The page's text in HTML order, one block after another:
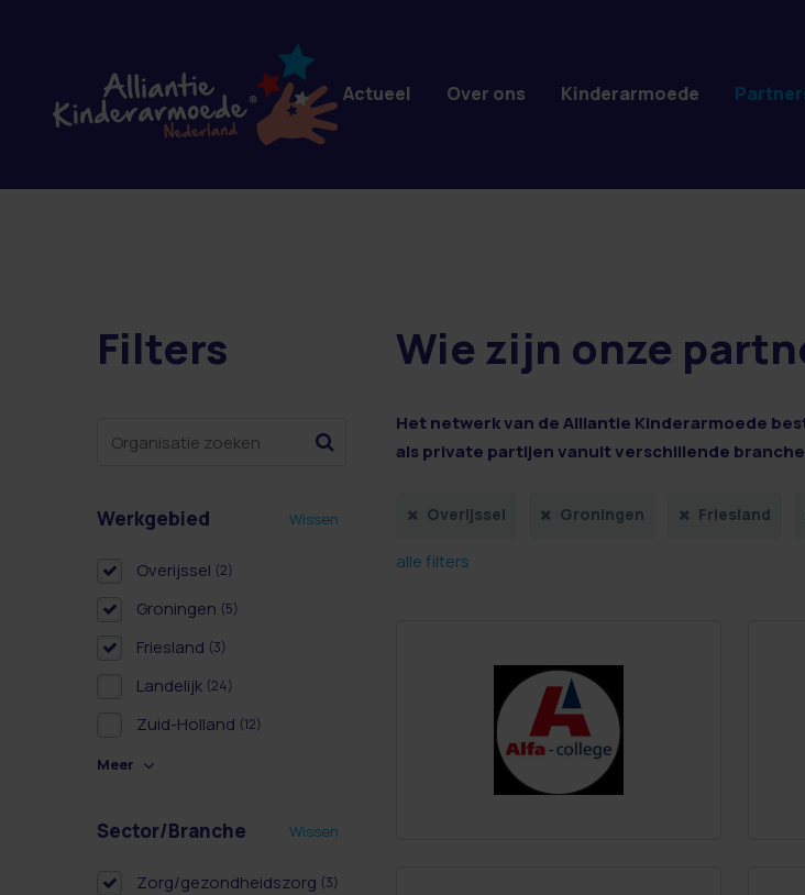
10 resultaten
Filters
Werkgebied Wissen
Overijssel (2)
Groningen (5)
Friesland (3)
Landelijk (24)
Zuid-Holland (12)
Meer
Sector/Branche Wissen
Zorg/gezondheidszorg (3)
Wie zijn onze
Het netwerk van de Alliantie Kinderarmoede
als private partijen vanuit verschillende
Overijssel Groningen Friesland
alle filters
Actueel Over ons Kinderarmoede